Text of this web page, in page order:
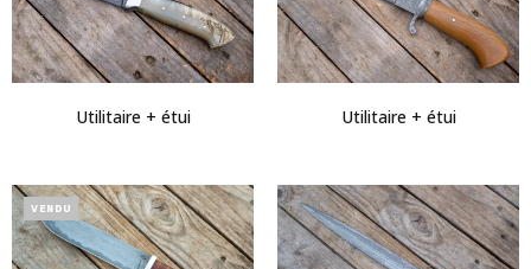
Utilitaire + étui Utilitaire + étui
VENDU